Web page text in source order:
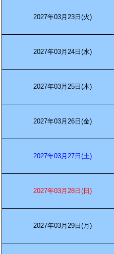
2027年03月23日(火)
2027年03月24日(水)
2027年03月25日(木)
2027年03月26日(金)
2027年03月27日(土)
2027年03月28日(日)
2027年03月29日(月)